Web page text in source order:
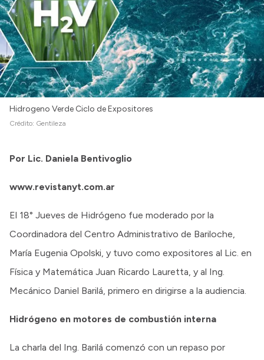
Consulta de expedientes
Consulta de pago a proveedores
Convocatorias
Intranet
Login
Hidrogeno Verde Ciclo de Expositores
Crédito: Gentileza
Por Lic. Daniela Bentivoglio
www.revistanyt.com.ar
El 18° Jueves de Hidrógeno fue moderado por la
Coordinadora del Centro Administrativo de Bariloche,
María Eugenia Opolski, y tuvo como expositores al Lic. en
Física y Matemática Juan Ricardo Lauretta, y al Ing.
Mecánico Daniel Barilá, primero en dirigirse a la audiencia.
Hidrógeno en motores de combustión interna
La charla del Ing. Barilá comenzó con un repaso por